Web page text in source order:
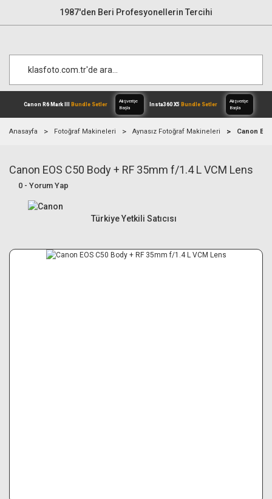
1987'den Beri Profesyonellerin Tercihi
Canon R6 Mark III Bundle Setler
Alışverişe
Anasayfa Fotoğraf Makineleri Aynasız Fotoğraf Makineleri Canon
Canon EOS C50 Body + RF 35mm f/1.4 L VCM Lens
0 - Yorum Yap
Türkiye Yetkili Satıcısı